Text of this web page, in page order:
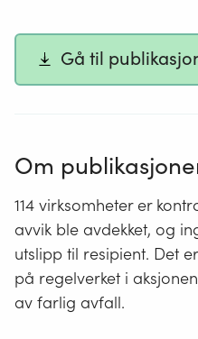
Gå til
Om
114 virksomheter er
avvik ble avdekket, og
utslipp til resipient. Det
på regelverket i
av farlig avfall.